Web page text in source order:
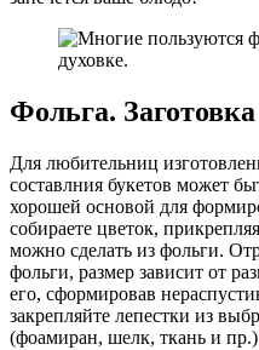
Фольга.
Для любительниц
составлния букетов может
хорошей основой для
собираете цветок,
можно сделать из фольги.
фольги, размер зависит от
его, сформировав
закрепляйте лепестки из
(фоамиран, шелк, ткань и пр.)